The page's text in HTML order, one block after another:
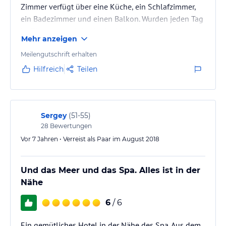
verbindlichenAngebotsdetailsdes jeweiligen Veranstalters.
Zimmer verfügt über eine Küche, ein Schlafzimmer,
ein Badezimmer und einen Balkon. Wurden jeden Tag
Bushaltestelle, auf der der Mini-Markt für Gemüse,
Obst. Honig und Olivenöl.
Mehr anzeigen
Meilengutschrift erhalten
Hilfreich Teilen
Sergey (51-55)
28 Bewertungen
Vor 7 Jahren • Verreist als Paar im August 2018
Und das Meer und das Spa. Alles ist in der
Nähe
6 / 6